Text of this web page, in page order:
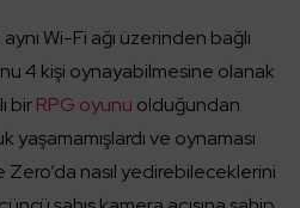
Wi-Fi ağı üzerinden bağlı
4 kişi oynayabilmesine olanak
birRPG oyunu olduğundan
ve oynaması
nasıl yedirebileceklerini